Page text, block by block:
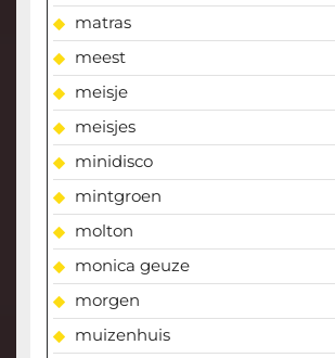
matras
meest
meisje
meisjes
minidisco
mintgroen
molton
monica geuze
morgen
muizenhuis